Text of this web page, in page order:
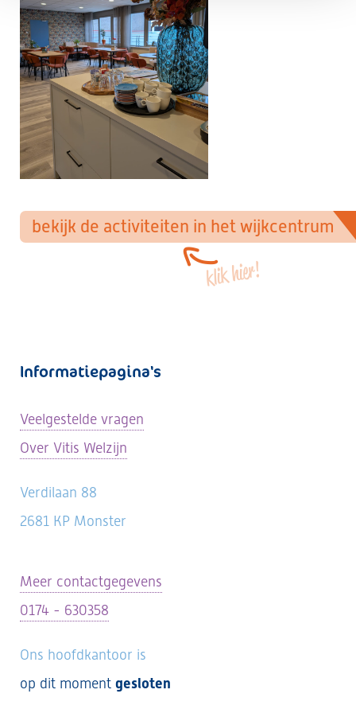
bekijk de activiteiten in het wijkcentrum
klik hier!
Informatiepagina's
Veelgestelde vragen
Over Vitis Welzijn
Verdilaan 88
2681 KP Monster
Meer contactgegevens
0174 - 630358
Ons hoofdkantoor is
op dit moment gesloten